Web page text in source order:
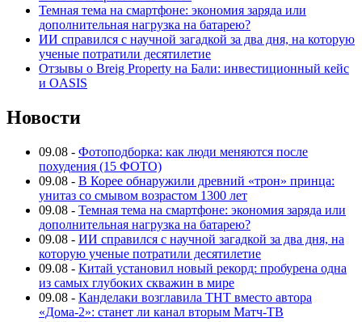
Темная тема на смартфоне: экономия заряда или
дополнительная нагрузка на батарею?
ИИ справился с научной загадкой за два дня, на которую
ученые потратили десятилетие
Отзывы о Breig Property на Бали: инвестиционный кейс
и OASIS
Новости
09.08 - Фотоподборка: как люди меняются после
похудения (15 ФОТО)
09.08 - В Корее обнаружили древний «трон» принца:
унитаз со смывом возрастом 1300 лет
09.08 - Темная тема на смартфоне: экономия заряда или
дополнительная нагрузка на батарею?
09.08 - ИИ справился с научной загадкой за два дня, на
которую ученые потратили десятилетие
09.08 - Китай установил новый рекорд: пробурена одна
из самых глубоких скважин в мире
09.08 - Канделаки возглавила ТНТ вместо автора
«Дома-2»: станет ли канал вторым Матч-ТВ